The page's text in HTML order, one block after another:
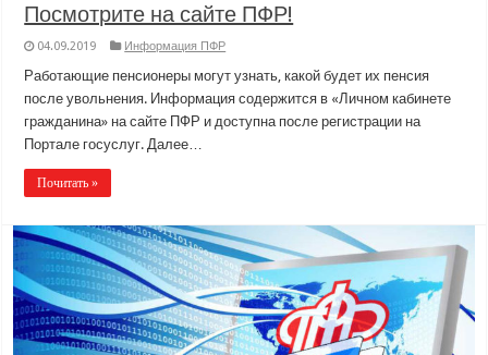
Посмотрите на сайте ПФР!
04.09.2019 Информация ПФР
Работающие пенсионеры могут узнать, какой будет их пенсия
после увольнения. Информация содержится в «Личном кабинете
гражданина» на сайте ПФР и доступна после регистрации на
Портале госуслуг. Далее…
Почитать »